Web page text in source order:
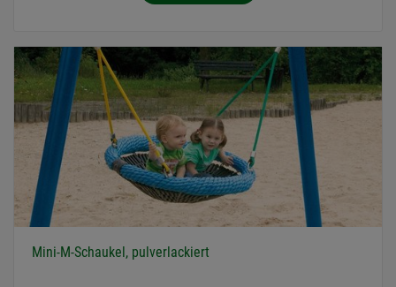
Mini-M-Schaukel, pulverlackiert